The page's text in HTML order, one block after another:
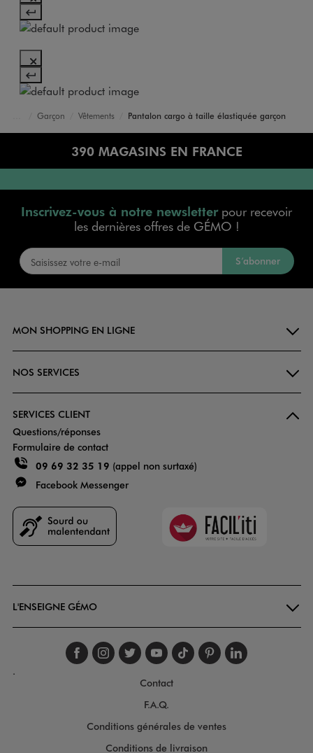
Accueil
Marques
L MarquesGarçon Vêtements Pantalon cargo à taille élastiquée garçon
390 MAGASINS EN FRANCE
Inscrivez-vous à notre newsletterpour recevoir
les dernières offres de GÉMO !
S’abonner
MON SHOPPING EN LIGNE
NOS SERVICES
SERVICES CLIENT
Questions/réponses
Formulaire de contact
09 69 32 35 19 (appel non surtaxé)
Facebook Messenger
Faciliti
L'ENSEIGNE GÉMO
Suivez-nous sur
Suivez-nous sur
Suivez-nous sur
Suivez-nous
Suivez-nous
Suivez-
.
Contact
F.A.Q.
Conditions générales de ventes
Conditions de livraison